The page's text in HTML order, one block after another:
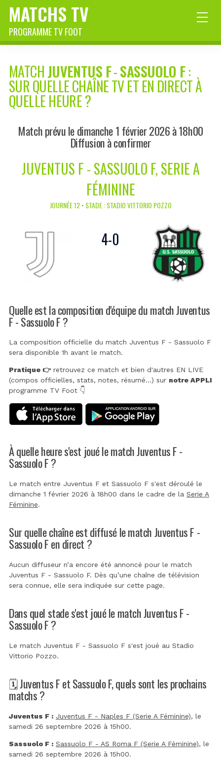
MATCHS TV
PROGRAMME TV FOOT
MATCHJUVENTUS F-SASSUOLO F:
SUR QUELLE CHAÎNE TV ET EN DIRECT À
QUELLE HEURE ?
Match prévu le dimanche 1 février 2026 à 18h00
Diffusion à confirmer
JUVENTUS F - SASSUOLO F, SERIE A
FÉMININE
JOURNÉE 12 • STADE : STADIO VITTORIO POZZO
4-0
Quelle est la composition d'équipe du match Juventus
F - Sassuolo F ?
La composition officielle du match Juventus F - Sassuolo F
sera disponible 1h avant le match.
Pratique 👉retrouvez ce match et bien d'autres EN LIVE
(compos officielles, stats, notes, résumé...) sur notre APPLI
programme TV Foot 👇
À quelle heure s'est joué le match Juventus F -
Sassuolo F ?
Le match entre Juventus F et Sassuolo F s'est déroulé le
dimanche 1 février 2026 à 18h00 dans le cadre de la Serie A
Féminine.
Sur quelle chaîne est diffusé le match Juventus F -
Sassuolo F en direct ?
Aucun diffuseur n’a encore été annoncé pour le match
Juventus F - Sassuolo F. Dès qu’une chaîne de télévision
sera connue, elle sera indiquée sur cette page.
Dans quel stade s'est joué le match Juventus F -
Sassuolo F ?
Le match Juventus F - Sassuolo F s'est joué au Stadio
Vittorio Pozzo.
🗓️ Juventus F et Sassuolo F, quels sont les prochains
matchs ?
Juventus F : Juventus F - Naples F (Serie A Féminine), le
samedi 26 septembre 2026 à 15h00.
Sassuolo F : Sassuolo F - AS Roma F (Serie A Féminine), le
samedi 26 septembre 2026 à 15h00.